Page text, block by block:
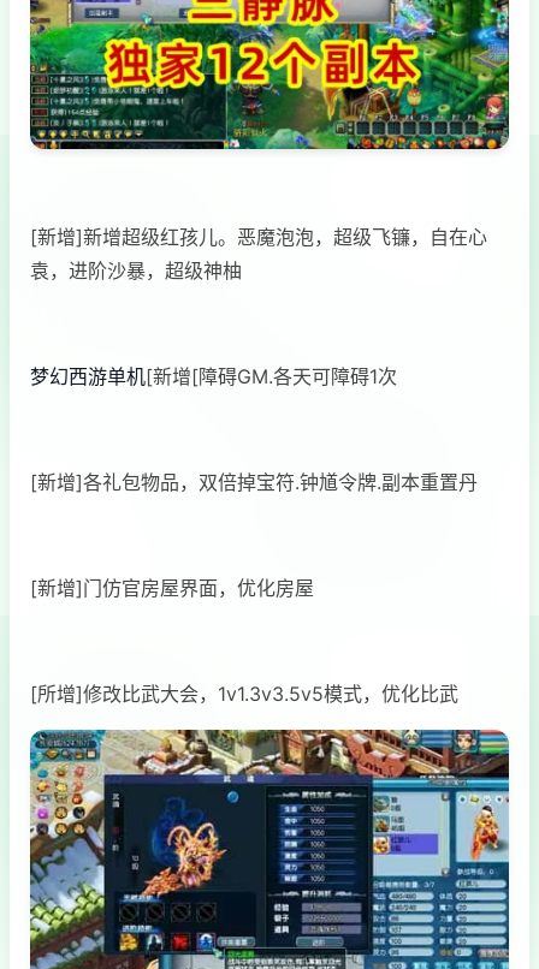
[新增]新增超级红孩儿。恶魔泡泡，超级飞镰，自在心
袁，进阶沙暴，超级神柚
梦幻西游单机[新增[障碍GM.各天可障碍1次
[新增]各礼包物品，双倍掉宝符.钟馗令牌.副本重置丹
[新增]门仿官房屋界面，优化房屋
[所增]修改比武大会，1v1.3v3.5v5模式，优化比武